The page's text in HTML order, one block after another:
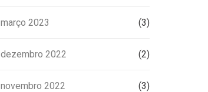
março 2023 (3)
dezembro 2022 (2)
novembro 2022 (3)